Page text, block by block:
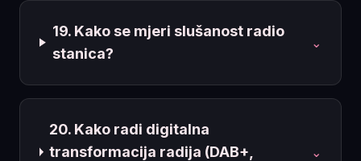
19. Kako se mjeri slušanost radio
stanica?
⌄
20. Kako radi digitalna
transformacija radija (DAB+,
⌄